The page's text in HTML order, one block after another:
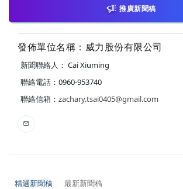
推廣新聞稿
發佈單位名稱：威力股份有限公司
新聞聯絡人： Cai Xiuming
聯絡電話：0960-953740
聯絡信箱： zachary.tsai0405@gmail.com
精選新聞稿 最新新聞稿